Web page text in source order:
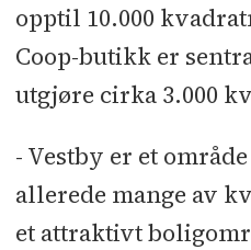
opptil 10.000
Coop-butikk er
utgjøre cirka 3.000
- Vestby er et
allerede mange av
et attraktivt